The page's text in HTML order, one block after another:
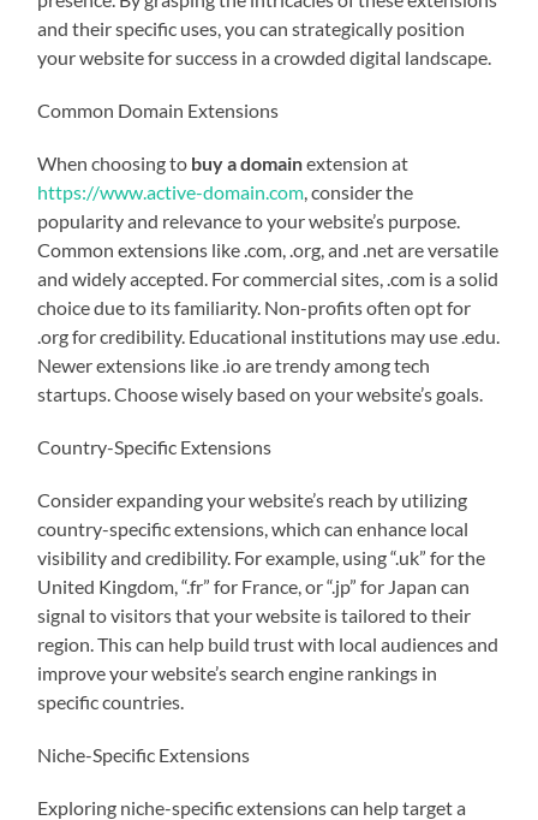
and their specific uses, you can strategically position
your website for success in a crowded digital landscape.
Common Domain Extensions
When choosing to buy a domainextension at
https://www.active-domain.com, consider the
popularity and relevance to your website’s purpose.
Common extensions like .com, .org, and .net are versatile
and widely accepted. For commercial sites, .com is a solid
choice due to its familiarity. Non-profits often opt for
.org for credibility. Educational institutions may use .edu.
Newer extensions like .io are trendy among tech
startups. Choose wisely based on your website’s goals.
Country-Specific Extensions
Consider expanding your website’s reach by utilizing
country-specific extensions, which can enhance local
visibility and credibility. For example, using “.uk” for the
United Kingdom, “.fr” for France, or “.jp” for Japan can
signal to visitors that your website is tailored to their
region. This can help build trust with local audiences and
improve your website’s search engine rankings in
specific countries.
Niche-Specific Extensions
Exploring niche-specific extensions can help target a